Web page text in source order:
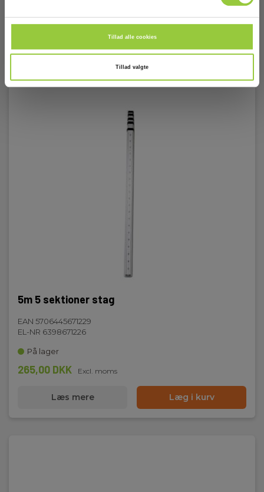
Tillad alle cookies
Tillad valgte
5m 5 sektioner stag
EAN 5706445671229
EL-NR 6398671226
På lager
265,00 DKK Excl. moms
Læs mere Læg i kurv